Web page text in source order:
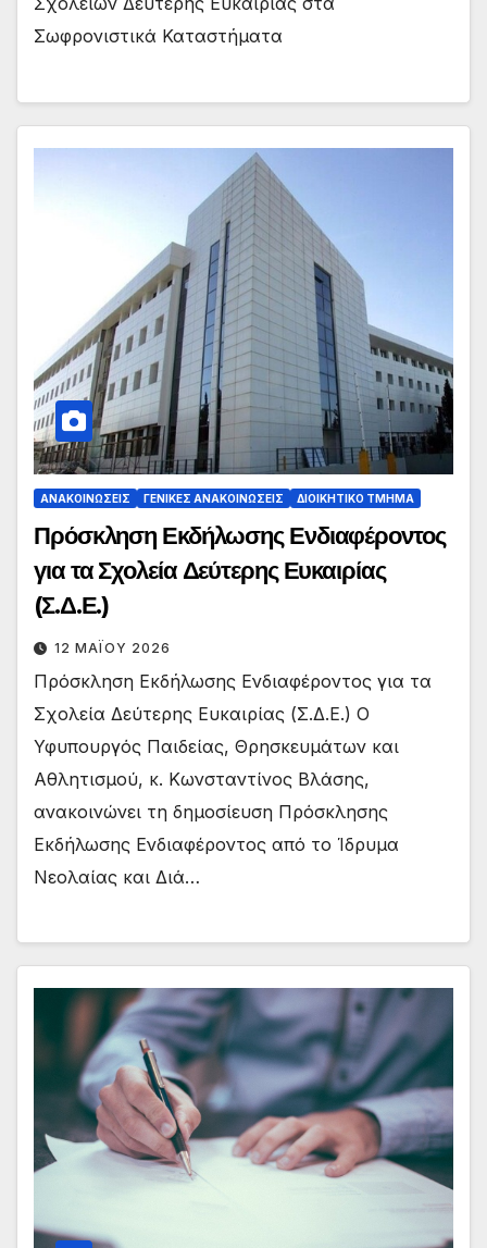
Σωφρονιστικά Καταστήματα
ΑΝΑΚΟΙΝΏΣΕΙΣ ΓΕΝΙΚΈΣ ΑΝΑΚΟΙΝΏΣΕΙΣ ΔΙΟΙΚΗΤΙΚΌ ΤΜΉΜΑ
Πρόσκληση Εκδήλωσης Ενδιαφέροντος
για τα Σχολεία Δεύτερης Ευκαιρίας
(Σ.Δ.Ε.)
12 ΜΑΪ́ΟΥ 2026
Πρόσκληση Εκδήλωσης Ενδιαφέροντος για τα
Σχολεία Δεύτερης Ευκαιρίας (Σ.Δ.Ε.) Ο
Υφυπουργός Παιδείας, Θρησκευμάτων και
Αθλητισμού, κ. Κωνσταντίνος Βλάσης,
ανακοινώνει τη δημοσίευση Πρόσκλησης
Εκδήλωσης Ενδιαφέροντος από το Ίδρυμα
Νεολαίας και Διά…